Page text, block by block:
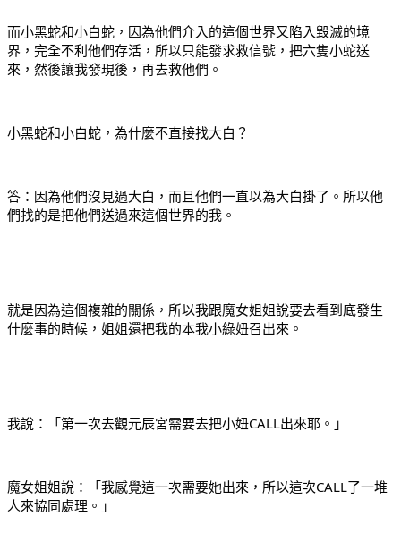
而小黑蛇和小白蛇，因為他們介入的這個世界又陷入毀滅的境
界，完全不利他們存活，所以只能發求救信號，把六隻小蛇送
來，然後讓我發現後，再去救他們。
小黑蛇和小白蛇，為什麼不直接找大白？
答：因為他們沒見過大白，而且他們一直以為大白掛了。所以他
們找的是把他們送過來這個世界的我。
就是因為這個複雜的關係，所以我跟魔女姐姐說要去看到底發生
什麼事的時候，姐姐還把我的本我小綠妞召出來。
我說：「第一次去觀元辰宮需要去把小妞CALL出來耶。」
魔女姐姐說：「我感覺這一次需要她出來，所以這次CALL了一堆
人來協同處理。」